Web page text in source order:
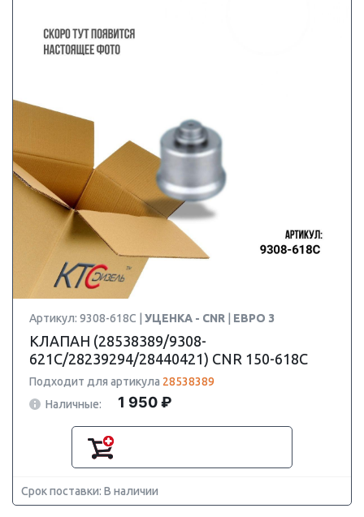
Артикул: 9308-618C | УЦЕНКА - CNR ЕВРО 3
КЛАПАН (28538389/9308-
621C/28239294/28440421) CNR 150-618C
Подходит для артикула 28538389
Наличные:
1 950 ₽
Срок поставки: В наличии